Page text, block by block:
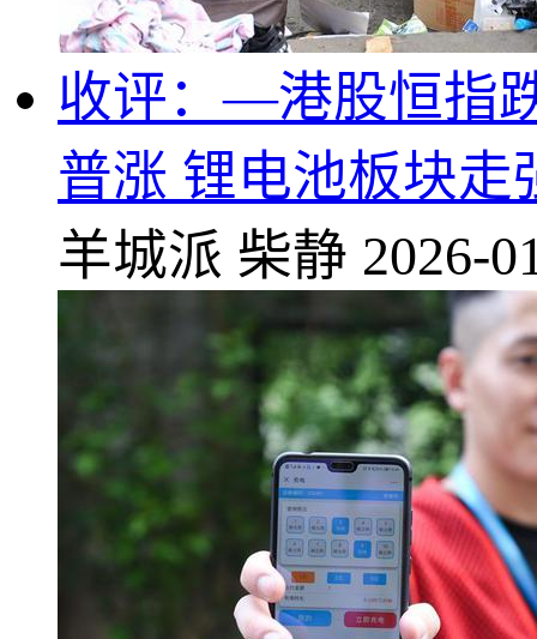
收评：—港股恒指
普涨 锂电池板块走
羊城派 柴静 2026-